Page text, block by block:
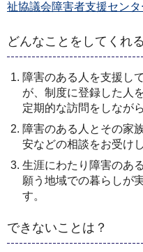
祉協議会障害者支援セン
どんなことをしてくれ
障害のある人を支援し
が、制度に登録した人
定期的な訪問をしなが
障害のある人とその家
安などの相談をお受けし
生涯にわたり障害のあ
願う地域での暮らしが
す。
できないことは？